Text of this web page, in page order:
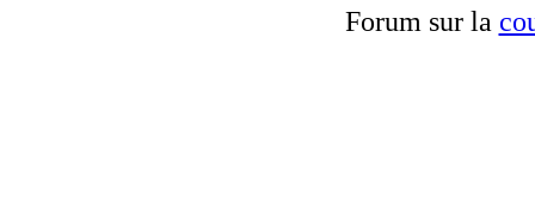
Forum sur la